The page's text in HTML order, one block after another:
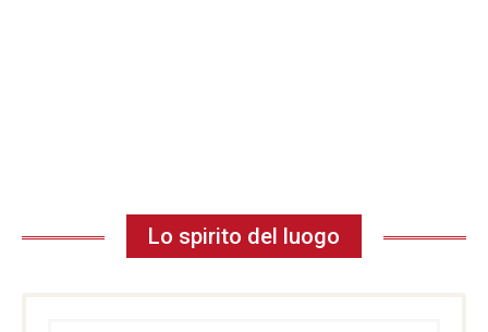
Lo spirito del luogo